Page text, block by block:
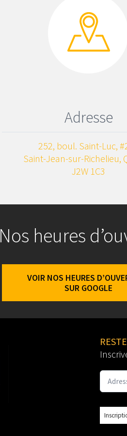
Adresse
252, boul. Saint-Luc,
Saint-Jean-sur-Richelieu,
J2W 1C3
Nos heures
VOIR NOS HEURES
SUR GOOGLE